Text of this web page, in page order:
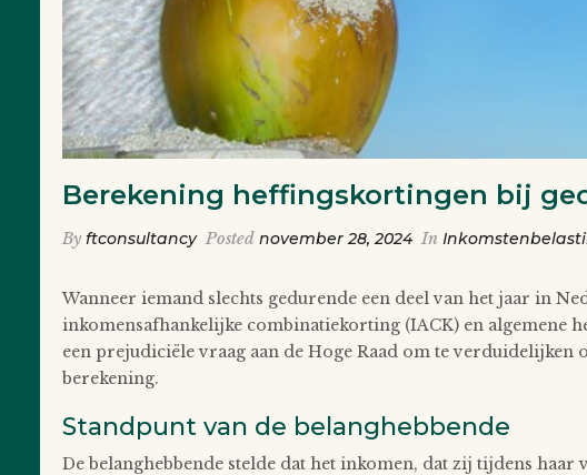
Berekening heffingskortingen bij
By ftconsultancy Posted november 28, 2024 In
Wanneer iemand slechts gedurende een deel van het jaar in
inkomensafhankelijke combinatiekorting (IACK) en algemene
een prejudiciële vraag aan de Hoge Raad om te
berekening.
Standpunt van de belanghebbende
De belanghebbende stelde dat het inkomen, dat zij tijdens